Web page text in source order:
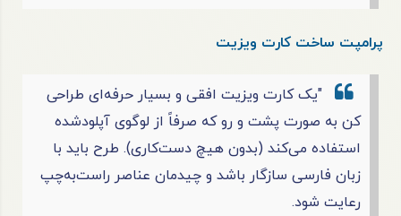
پرامپت ساخت کارت ویزیت
"یک کارت ویزیت افقی و بسیار حرفه‌ای طراحی
کن به صورت پشت و رو که صرفاً از لوگوی آپلودشده
استفاده می‌کند (بدون هیچ دست‌کاری). طرح باید با
زبان فارسی سازگار باشد و چیدمان عناصر راست‌به‌چپ
رعایت شود.